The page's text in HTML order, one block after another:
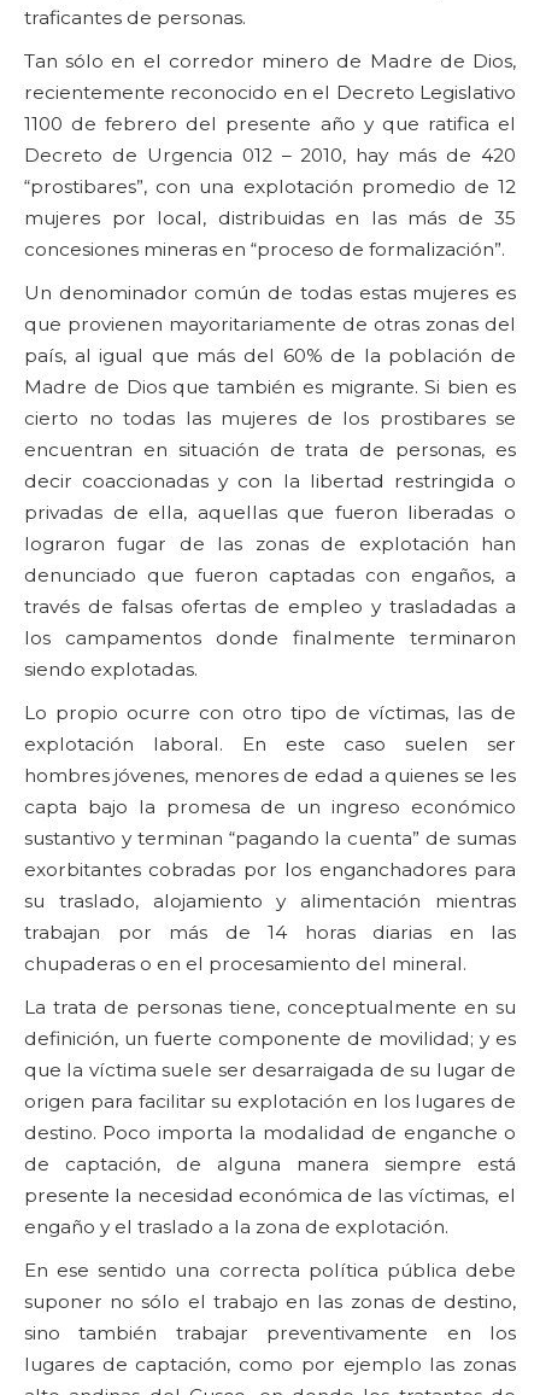
traficantes de personas.
Tan sólo en el corredor minero de Madre de Dios,
recientemente reconocido en el Decreto Legislativo
1100 de febrero del presente año y que ratifica el
Decreto de Urgencia 012 – 2010, hay más de 420
“prostibares”, con una explotación promedio de 12
mujeres por local, distribuidas en las más de 35
concesiones mineras en “proceso de formalización”.
Un denominador común de todas estas mujeres es
que provienen mayoritariamente de otras zonas del
país, al igual que más del 60% de la población de
Madre de Dios que también es migrante. Si bien es
cierto no todas las mujeres de los prostibares se
encuentran en situación de trata de personas, es
decir coaccionadas y con la libertad restringida o
privadas de ella, aquellas que fueron liberadas o
lograron fugar de las zonas de explotación han
denunciado que fueron captadas con engaños, a
través de falsas ofertas de empleo y trasladadas a
los campamentos donde finalmente terminaron
siendo explotadas.
Lo propio ocurre con otro tipo de víctimas, las de
explotación laboral. En este caso suelen ser
hombres jóvenes, menores de edad a quienes se les
capta bajo la promesa de un ingreso económico
sustantivo y terminan “pagando la cuenta” de sumas
exorbitantes cobradas por los enganchadores para
su traslado, alojamiento y alimentación mientras
trabajan por más de 14 horas diarias en las
chupaderas o en el procesamiento del mineral.
La trata de personas tiene, conceptualmente en su
definición, un fuerte componente de movilidad; y es
que la víctima suele ser desarraigada de su lugar de
origen para facilitar su explotación en los lugares de
destino. Poco importa la modalidad de enganche o
de captación, de alguna manera siempre está
presente la necesidad económica de las víctimas, el
engaño y el traslado a la zona de explotación.
En ese sentido una correcta política pública debe
suponer no sólo el trabajo en las zonas de destino,
sino también trabajar preventivamente en los
lugares de captación, como por ejemplo las zonas